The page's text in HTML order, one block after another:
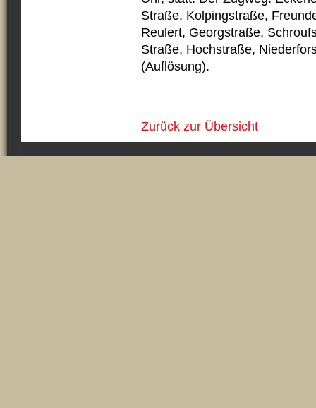
Straße, Kolpingstraße,
Reulert, Georgstraße,
Straße, Hochstraße,
(Auflösung).
Zurück zur Übersicht